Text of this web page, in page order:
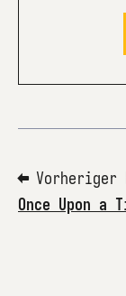
⬅ Vorheriger
Once Upon a